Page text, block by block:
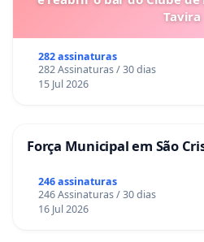
Tavira
282 assinaturas
282 Assinaturas / 30 dias
15 Jul 2026
Força Municipal em São
246 assinaturas
246 Assinaturas / 30 dias
16 Jul 2026